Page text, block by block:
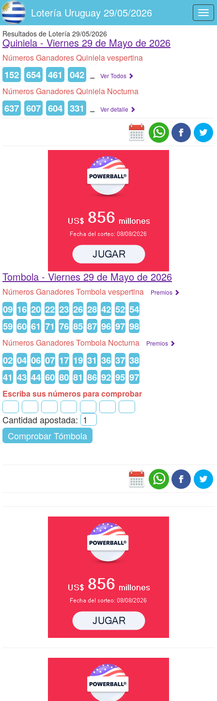
Lotería Uruguay 29/05/2026
Resultados de Lotería 29/05/2026
Quiniela - Viernes 29 de Mayo de 2026
Números Ganadores Quiniela vespertina
152 654 461 042 ... Ver Todos
Números Ganadores Quiniela Nocturna
637 607 604 331 ... Ver detalle
Tombola - Viernes 29 de Mayo de 2026
Números Ganadores Tombola vespertina Premios
09 16 20 22 23 26 28 42 52 54
59 60 61 71 76 85 87 96 97 98
Números Ganadores Tombola Nocturna Premios
02 04 06 07 17 19 31 36 37 38
41 43 44 60 80 81 86 92 95 97
Escriba sus números para comprobar
Cantidad apostada:
Comprobar Tómbola